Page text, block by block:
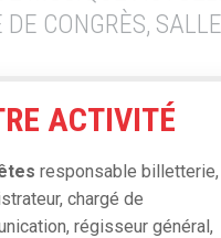
DE CONGRÈS,
ACTIVITÉ
responsable billetterie,
chargé de
régisseur général,